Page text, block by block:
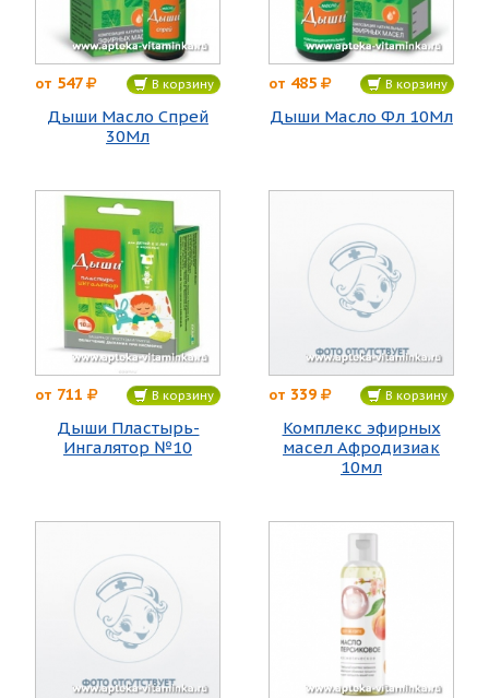
от 547 В корзину
Дыши Масло Спрей
30Мл
от 485 В корзину
Дыши Масло Фл 10Мл
от 711 В корзину
Дыши Пластырь-
Ингалятор №10
от 339 В корзину
Комплекс эфирных
масел Афродизиак
10мл